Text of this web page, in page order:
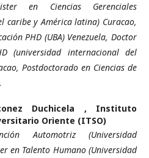
en Ciencias Gerenciales
caribe y América latina) Curacao,
PHD (UBA) Venezuela, Doctor
(universidad internacional del
Postdoctorado en Ciencias de
Duchicela , Instituto
Oriente (ITSO)
Automotriz (Universidad
en Talento Humano (Universidad